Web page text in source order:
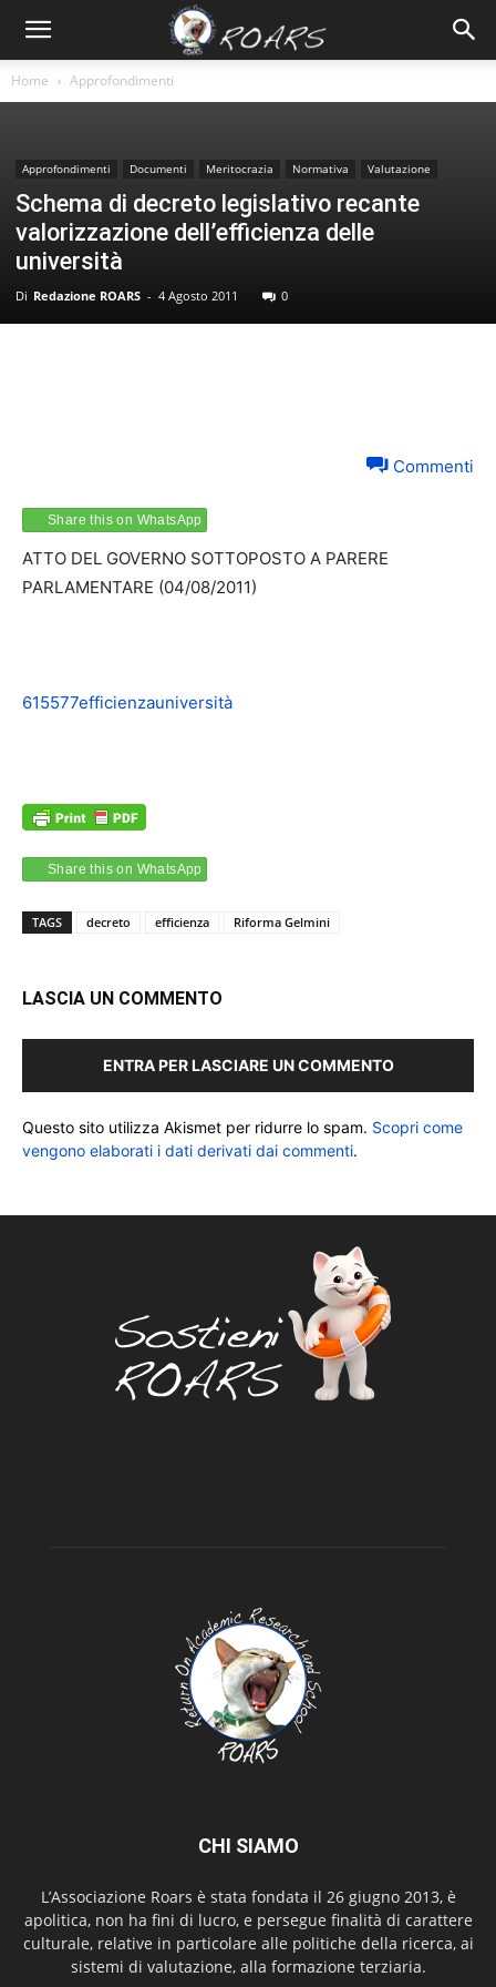
Home Approfondimenti
Approfondimenti Documenti Meritocrazia Normativa Valutazione
Schema di decreto legislativo recante
valorizzazione dell’efficienza delle
università
Di Redazione ROARS - 4 Agosto 2011 0
Commenti
Share this on WhatsApp
ATTO DEL GOVERNO SOTTOPOSTO A PARERE
PARLAMENTARE (04/08/2011)
615577efficienzauniversità
Share this on WhatsApp
TAGS decreto efficienza Riforma Gelmini
LASCIA UN COMMENTO
ENTRA PER LASCIARE UN COMMENTO
Questo sito utilizza Akismet per ridurre lo spam. Scopri come
vengono elaborati i dati derivati dai commenti.
CHI SIAMO
L’Associazione Roars è stata fondata il 26 giugno 2013, è
apolitica, non ha fini di lucro, e persegue finalità di carattere
culturale, relative in particolare alle politiche della ricerca, ai
sistemi di valutazione, alla formazione terziaria.